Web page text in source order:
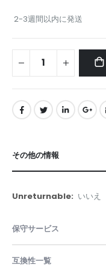
2-3週間以内に発送
その他の情報
そ
の
情
報
いいえ
保守サービス
互換性一覧